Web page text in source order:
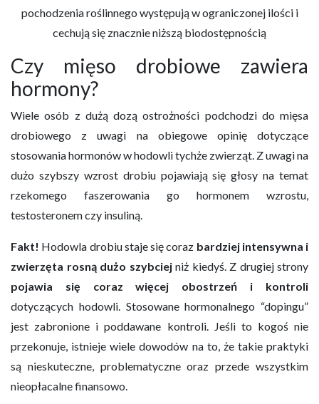
pochodzenia roślinnego występują w ograniczonej ilości i
cechują się znacznie niższą biodostępnością
Czy mięso drobiowe zawiera
hormony?
Wiele osób z dużą dozą ostrożności podchodzi do mięsa
drobiowego z uwagi na obiegowe opinię dotyczące
stosowania hormonów w hodowli tychże zwierząt. Z uwagi na
dużo szybszy wzrost drobiu pojawiają się głosy na temat
rzekomego faszerowania go hormonem wzrostu,
testosteronem czy insuliną.
Fakt! Hodowla drobiu staje się coraz bardziej intensywna i
zwierzęta rosną dużo szybciejniż kiedyś. Z drugiej strony
pojawia się coraz więcej obostrzeń i kontroli
dotyczących hodowli. Stosowane hormonalnego “dopingu”
jest zabronione i poddawane kontroli. Jeśli to kogoś nie
przekonuje, istnieje wiele dowodów na to, że takie praktyki
są nieskuteczne, problematyczne oraz przede wszystkim
nieopłacalne finansowo.